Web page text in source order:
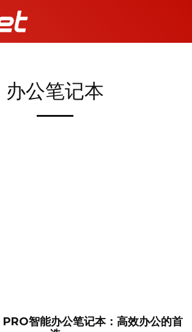
办公笔记本
智能办公笔记本：高效办公的首